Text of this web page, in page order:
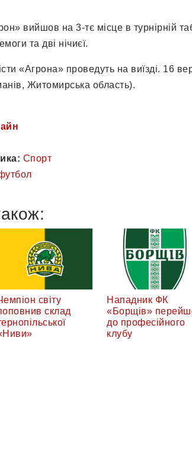
вийшов на 3-тє місце в турнірній
та дві нічиєї.
«Агрона» проведуть на виїзді. 16
Житомирська область).
Спорт
світу
склад
Нападник ФК
«Борщів»
до професійного
клубу